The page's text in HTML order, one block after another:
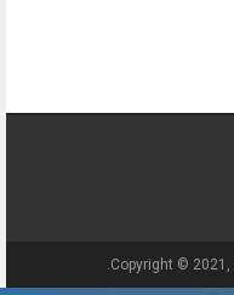
Copyright © 2021,